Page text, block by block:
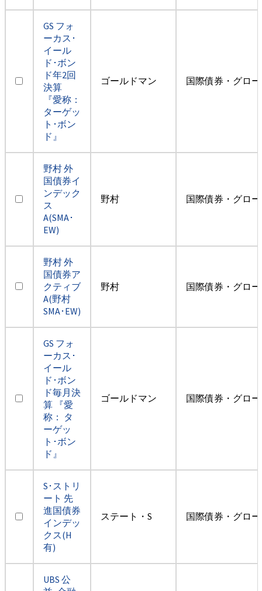
GS フォ
ーカス･
イール
ド･ボン
ド年2回
決算
『愛称：
ターゲッ
ト･ボン
ド』
ゴールドマン 国際債券・グロ
野村 外
国債券イ
ンデック
ス
A(SMA･
EW)
野村 国際債券・グロ
野村 外
国債券ア
クティブ
A(野村
SMA･EW)
野村 国際債券・グロ
GS フォ
ーカス･
イール
ド･ボン
ド毎月決
算 『愛
称： タ
ーゲッ
ト･ボン
ド』
ゴールドマン 国際債券・グロ
S･ストリ
ート 先
進国債券
インデッ
クス(H
有)
ステート・S 国際債券・グロ
UBS 公